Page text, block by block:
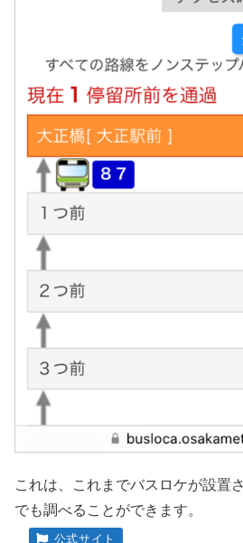
これは、これまでバスロケが設置
でも調べることができます。